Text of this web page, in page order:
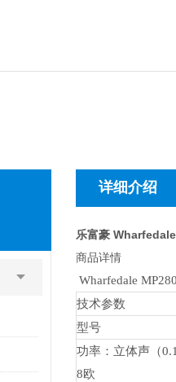
详细介绍
乐富豪
商品详情
Wharfedale
技术参数
型号
功率：立体声（
8欧